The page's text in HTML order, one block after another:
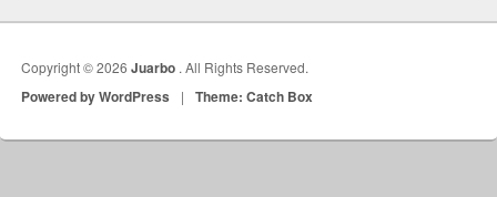
Copyright © 2026Juarbo . All Rights Reserved.
Powered by WordPress | Theme: Catch Box